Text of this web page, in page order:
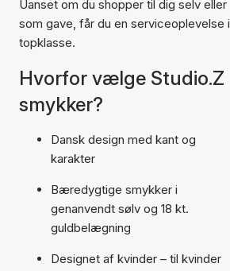
Uanset om du shopper til dig selv eller
som gave, får du en serviceoplevelse i
topklasse.
Hvorfor vælge Studio.Z
smykker?
Dansk design med kant og
karakter
Bæredygtige smykker i
genanvendt sølv og 18 kt.
guldbelægning
Designet af kvinder – til kvinder